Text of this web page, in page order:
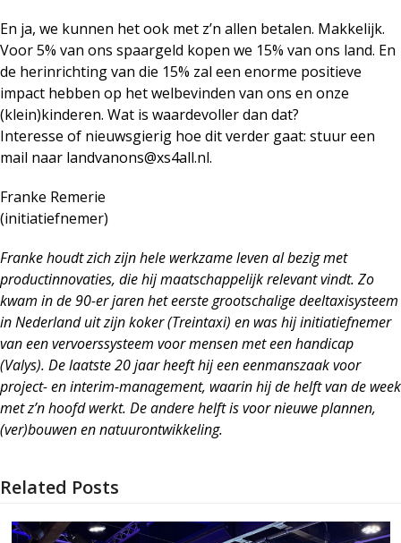
En ja, we kunnen het ook met z’n allen betalen. Makkelijk.
Voor 5% van ons spaargeld kopen we 15% van ons land. En
de herinrichting van die 15% zal een enorme positieve
impact hebben op het welbevinden van ons en onze
(klein)kinderen. Wat is waardevoller dan dat?
Interesse of nieuwsgierig hoe dit verder gaat: stuur een
mail naar landvanons@xs4all.nl.
Franke Remerie
(initiatiefnemer)
Franke houdt zich zijn hele werkzame leven al bezig met
productinnovaties, die hij maatschappelijk relevant vindt. Zo
kwam in de 90-er jaren het eerste grootschalige deeltaxisysteem
in Nederland uit zijn koker (Treintaxi) en was hij initiatiefnemer
van een vervoerssysteem voor mensen met een handicap
(Valys). De laatste 20 jaar heeft hij een eenmanszaak voor
project- en interim-management, waarin hij de helft van de week
met z’n hoofd werkt. De andere helft is voor nieuwe plannen,
(ver)bouwen en natuurontwikkeling.
Related Posts